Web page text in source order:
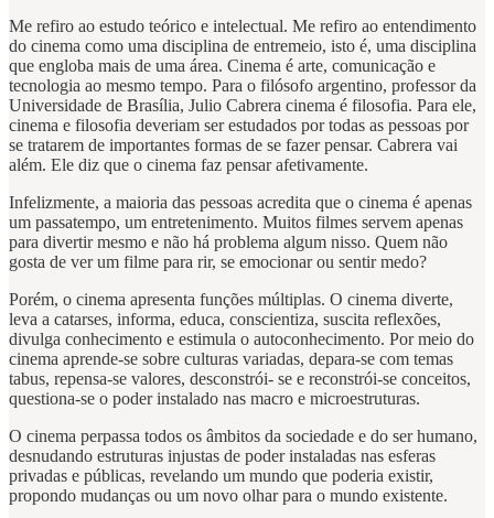
Me refiro ao estudo teórico e intelectual. Me refiro ao entendimento
do cinema como uma disciplina de entremeio, isto é, uma disciplina
que engloba mais de uma área. Cinema é arte, comunicação e
tecnologia ao mesmo tempo. Para o filósofo argentino, professor da
Universidade de Brasília, Julio Cabrera cinema é filosofia. Para ele,
cinema e filosofia deveriam ser estudados por todas as pessoas por
se tratarem de importantes formas de se fazer pensar. Cabrera vai
além. Ele diz que o cinema faz pensar afetivamente.
Infelizmente, a maioria das pessoas acredita que o cinema é apenas
um passatempo, um entretenimento. Muitos filmes servem apenas
para divertir mesmo e não há problema algum nisso. Quem não
gosta de ver um filme para rir, se emocionar ou sentir medo?
Porém, o cinema apresenta funções múltiplas. O cinema diverte,
leva a catarses, informa, educa, conscientiza, suscita reflexões,
divulga conhecimento e estimula o autoconhecimento. Por meio do
cinema aprende-se sobre culturas variadas, depara-se com temas
tabus, repensa-se valores, desconstrói- se e reconstrói-se conceitos,
questiona-se o poder instalado nas macro e microestruturas.
O cinema perpassa todos os âmbitos da sociedade e do ser humano,
desnudando estruturas injustas de poder instaladas nas esferas
privadas e públicas, revelando um mundo que poderia existir,
propondo mudanças ou um novo olhar para o mundo existente.